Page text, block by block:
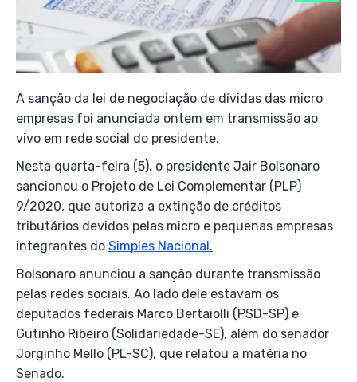
A sanção da lei de negociação de dívidas das micro
empresas foi anunciada ontem em transmissão ao
vivo em rede social do presidente.
Nesta quarta-feira (5), o presidente Jair Bolsonaro
sancionou o Projeto de Lei Complementar (PLP)
9/2020, que autoriza a extinção de créditos
tributários devidos pelas micro e pequenas empresas
integrantes do Simples Nacional.
Bolsonaro anunciou a sanção durante transmissão
pelas redes sociais. Ao lado dele estavam os
deputados federais Marco Bertaiolli (PSD-SP) e
Gutinho Ribeiro (Solidariedade-SE), além do senador
Jorginho Mello (PL-SC), que relatou a matéria no
Senado.